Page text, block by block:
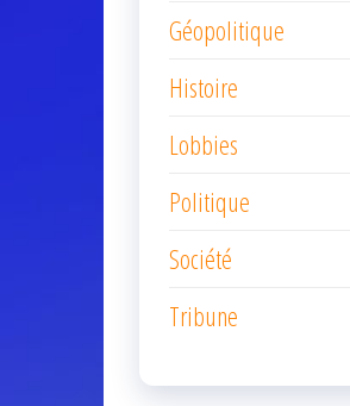
Géopolitique
Histoire
Lobbies
Politique
Société
Tribune